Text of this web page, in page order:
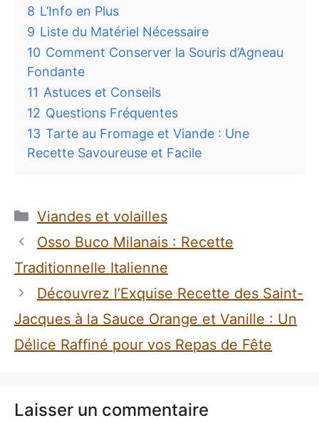
8 L’Info en Plus
9 Liste du Matériel Nécessaire
10 Comment Conserver la Souris d’Agneau
Fondante
11 Astuces et Conseils
12 Questions Fréquentes
13 Tarte au Fromage et Viande : Une
Recette Savoureuse et Facile
Catégories
Viandes et volailles
Osso Buco Milanais : Recette
Traditionnelle Italienne
Découvrez l’Exquise Recette des Saint-
Jacques à la Sauce Orange et Vanille : Un
Délice Raffiné pour vos Repas de Fête
Laisser un commentaire